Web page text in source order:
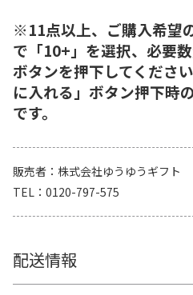
※11点以上、ご購入希望
で「10+」を選択、必要
ボタンを押下してくださ
に入れる」ボタン押下時
です。
販売者
株式会社ゆうゆうギフト
TEL
0120-797-575
配送情報